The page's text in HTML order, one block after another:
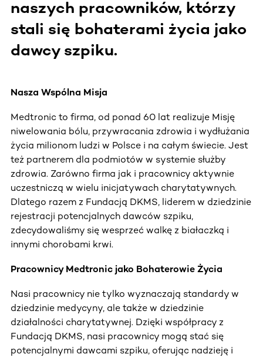
naszych pracowników, którzy
stali się bohaterami życia jako
dawcy szpiku.
Nasza Wspólna Misja
Medtronic to firma, od ponad 60 lat realizuje Misję
niwelowania bólu, przywracania zdrowia i wydłużania
życia milionom ludzi w Polsce i na całym świecie. Jest
też partnerem dla podmiotów w systemie służby
zdrowia. Zarówno firma jak i pracownicy aktywnie
uczestniczą w wielu inicjatywach charytatywnych.
Dlatego razem z Fundacją DKMS, liderem w dziedzinie
rejestracji potencjalnych dawców szpiku,
zdecydowaliśmy się wesprzeć walkę z białaczką i
innymi chorobami krwi.
Pracownicy Medtronic jako Bohaterowie Życia
Nasi pracownicy nie tylko wyznaczają standardy w
dziedzinie medycyny, ale także w dziedzinie
działalności charytatywnej. Dzięki współpracy z
Fundacją DKMS, nasi pracownicy mogą stać się
potencjalnymi dawcami szpiku, oferując nadzieję i